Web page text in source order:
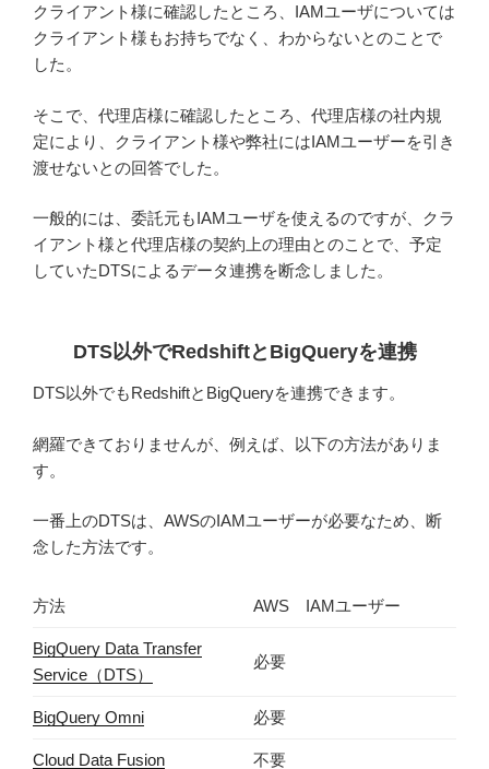
クライアント様に確認したところ、IAMユーザについては
クライアント様もお持ちでなく、わからないとのことで
した。
そこで、代理店様に確認したところ、代理店様の社内規
定により、クライアント様や弊社にはIAMユーザーを引き
渡せないとの回答でした。
一般的には、委託元もIAMユーザを使えるのですが、クラ
イアント様と代理店様の契約上の理由とのことで、予定
していたDTSによるデータ連携を断念しました。
DTS以外でRedshiftとBigQueryを連携
DTS以外でもRedshiftとBigQueryを連携できます。
網羅できておりませんが、例えば、以下の方法がありま
す。
一番上のDTSは、AWSのIAMユーザーが必要なため、断
念した方法です。
方法 AWS IAMユーザー
BigQuery Data Transfer
Service（DTS）
必要
BigQuery Omni 必要
Cloud Data Fusion 不要